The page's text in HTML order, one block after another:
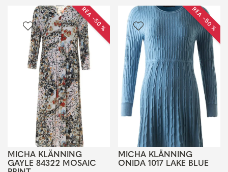
REA −50 %
MICHA KLÄNNING
GAYLE 84322 MOSAIC
REA −50 %
MICHA KLÄNNING
ONIDA 1017 LAKE BLUE